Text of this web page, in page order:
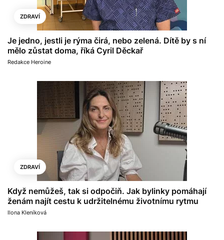
ZDRAVÍ
Je jedno, jestli je rýma čirá, nebo zelená. Dítě by s ní
mělo zůstat doma, říká Cyril Děckař
Redakce Heroine
ZDRAVÍ
Když nemůžeš, tak si odpočiň. Jak bylinky pomáhají
ženám najít cestu k udržitelnému životnímu rytmu
Ilona Kleníková